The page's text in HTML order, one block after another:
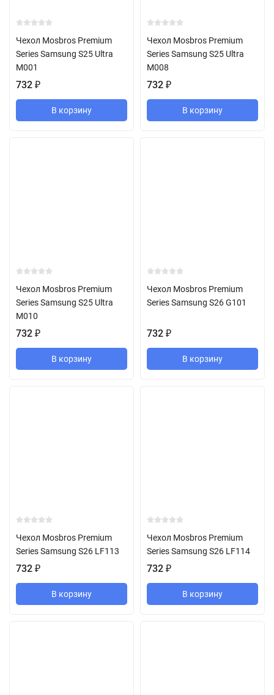
Чехол Mosbros Premium
Series Samsung S25 Ultra
M001
732 ₽
В корзину
Чехол Mosbros Premium
Series Samsung S25 Ultra
M008
732 ₽
В корзину
Чехол Mosbros Premium
Series Samsung S25 Ultra
M010
732 ₽
В корзину
Чехол Mosbros Premium
Series Samsung S26 G101
732 ₽
В корзину
Чехол Mosbros Premium
Series Samsung S26 LF113
732 ₽
В корзину
Чехол Mosbros Premium
Series Samsung S26 LF114
732 ₽
В корзину